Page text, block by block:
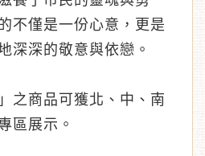
不僅是一份心意，更是
深深的敬意與依戀。
之商品可獲北、中、南
區展示。